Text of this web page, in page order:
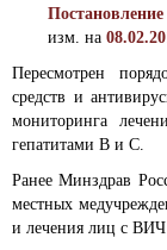
изм. на
Пересмотрен
средств и
мониторинга
гепатитами В и С.
Ранее Минздрав
местных
и лечения лиц с ВИЧ